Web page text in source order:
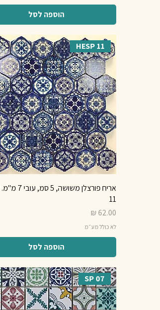
הוספה לסל
HESP 11
11
מחיר
לא כולל מע״מ
הוספה לסל
SP 07